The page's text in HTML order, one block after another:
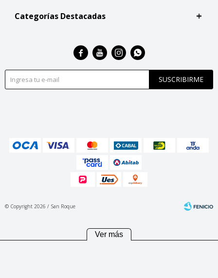
Categorías Destacadas
SUSCRIBIRME
   
© Copyright 2026 / San Roque
Ver más